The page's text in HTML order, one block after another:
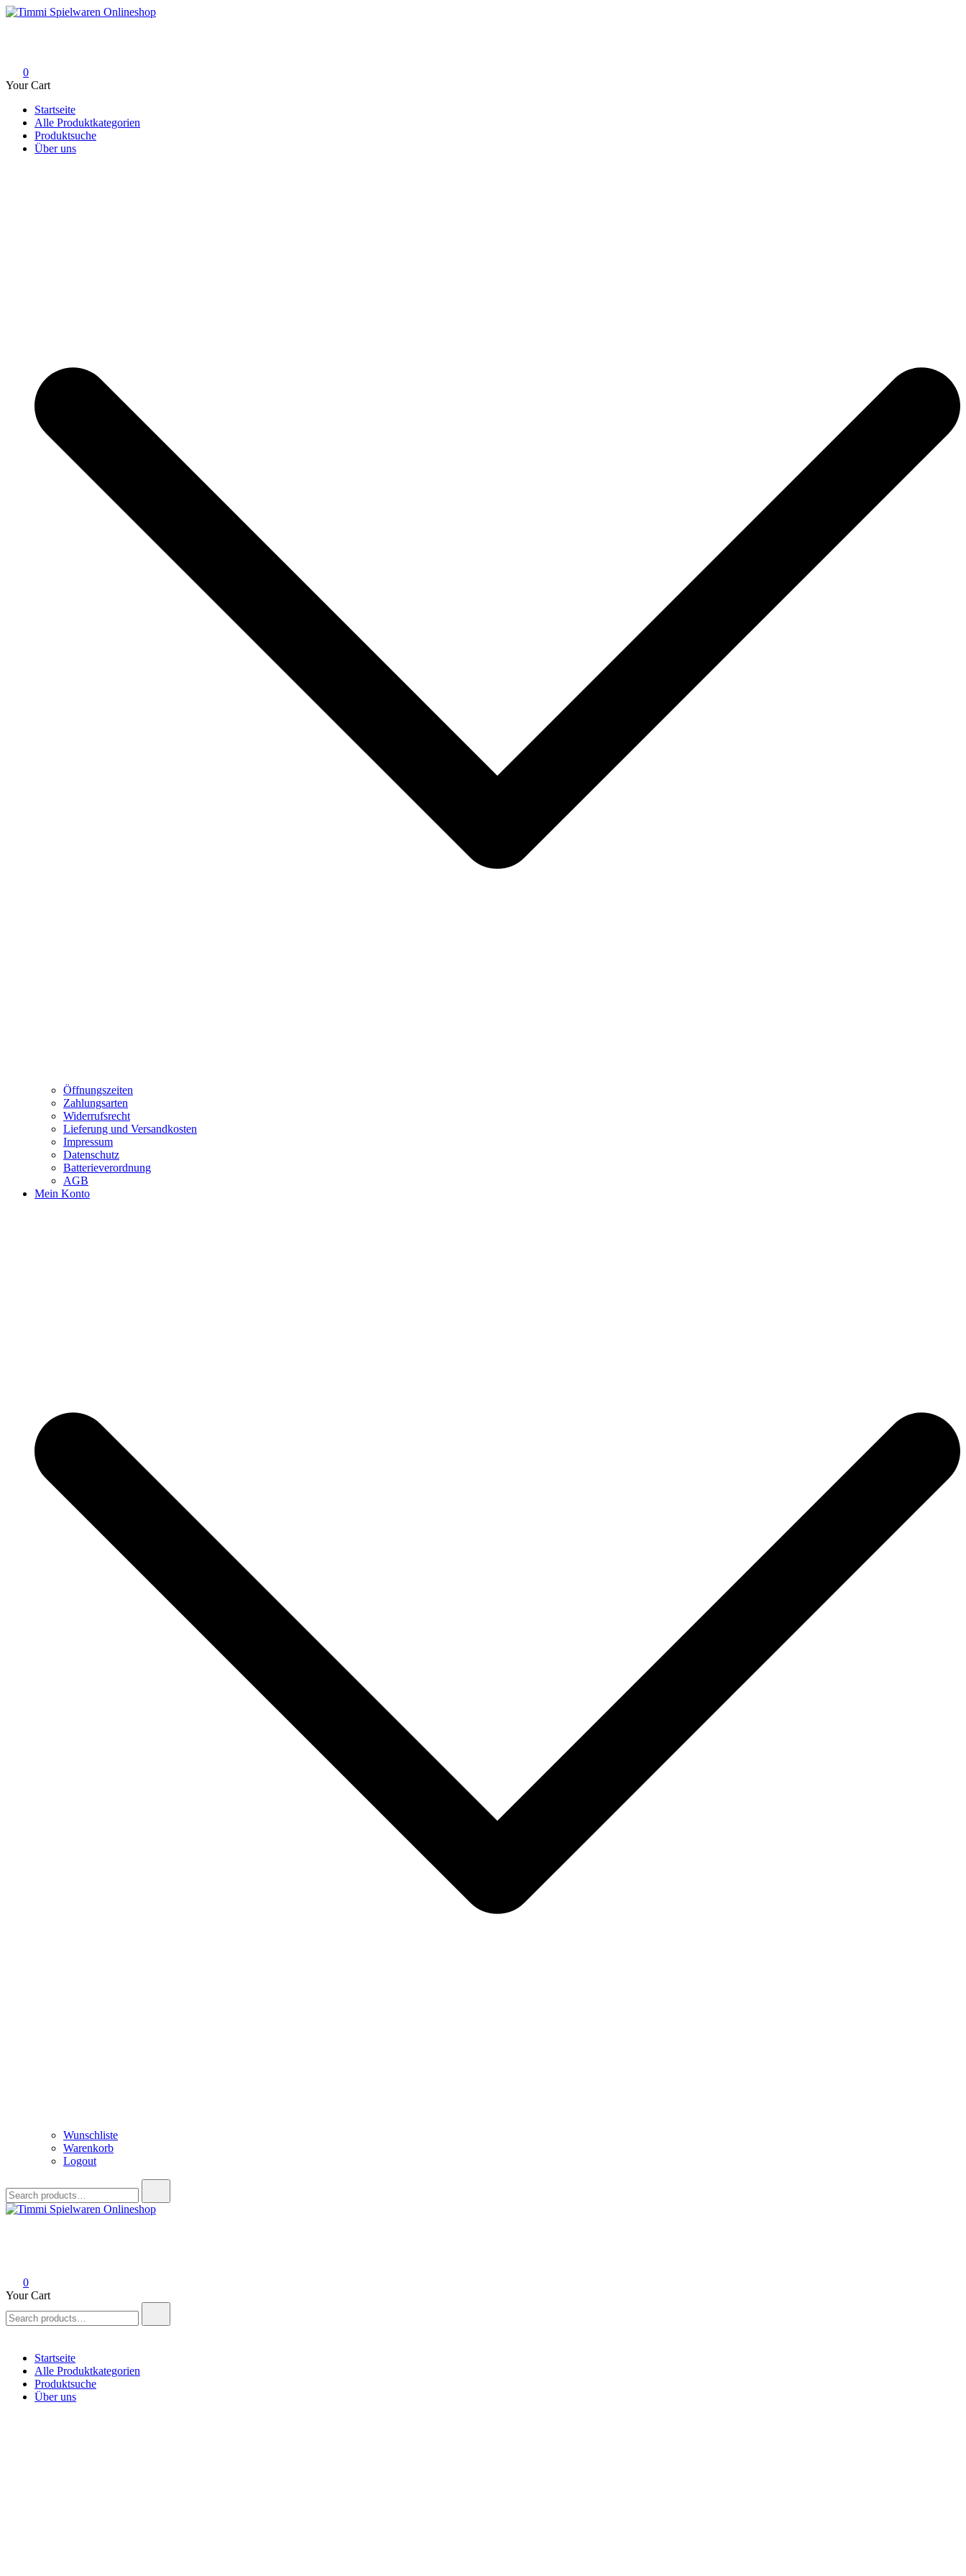
Skip
0
Your Cart
Startseite
Alle Produktkategorien
Produktsuche
Über uns
Öffnungszeiten
Zahlungsarten
Widerrufsrecht
Lieferung und Versandkosten
Impressum
Datenschutz
Batterieverordnung
AGB
Mein Konto
Wunschliste
Warenkorb
Logout
for:
0
Your Cart
for:
Startseite
Alle Produktkategorien
Produktsuche
Über uns